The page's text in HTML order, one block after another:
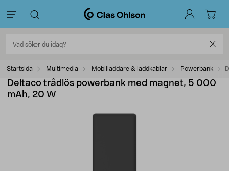
Startsida Multimedia Mobilladdare & laddkablar Powerbank
Deltaco trådlös powerbank med magnet, 5 000
mAh, 20 W